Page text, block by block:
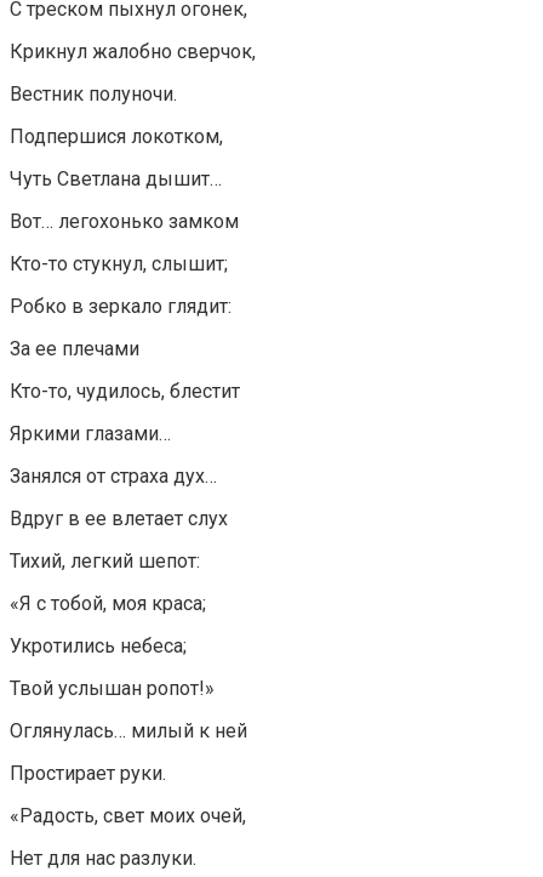
С треском пыхнул огонек,
Крикнул жалобно сверчок,
Вестник полуночи.
Подпершися локотком,
Чуть Светлана дышит…
Вот… легохонько замком
Кто-то стукнул, слышит;
Робко в зеркало глядит:
За ее плечами
Кто-то, чудилось, блестит
Яркими глазами…
Занялся от страха дух…
Вдруг в ее влетает слух
Тихий, легкий шепот:
«Я с тобой, моя краса;
Укротились небеса;
Твой услышан ропот!»
Оглянулась… милый к ней
Простирает руки.
«Радость, свет моих очей,
Нет для нас разлуки.